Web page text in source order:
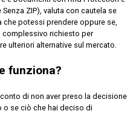
ZIP), valuta con cautela se
che potessi prendere oppure se,
richiesto per
ulteriori alternative sul mercato.
funziona?
di non aver preso la decisione
se ciò che hai deciso di